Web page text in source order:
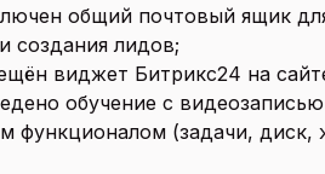
общий почтовый ящик
создания лидов;
виджет Битрикс24 на
обучение с
функционалом (задачи, диск,